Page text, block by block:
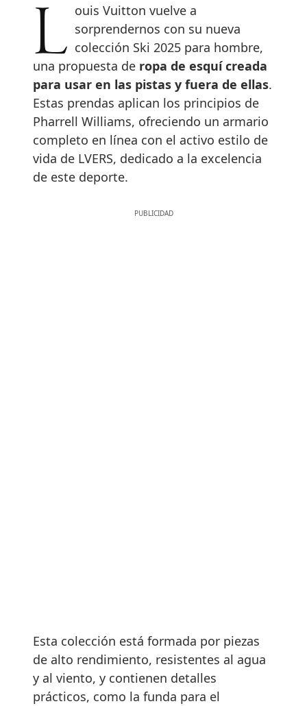
Louis Vuitton vuelve a sorprendernos con su nueva
colección Ski 2025 para hombre,
una propuesta de ropa de esquí creada
para usar en las pistas y fuera de ellas.
Estas prendas aplican los principios de
Pharrell Williams, ofreciendo un armario
completo en línea con el activo estilo de
vida de LVERS, dedicado a la excelencia
de este deporte.
Esta colección está formada por piezas
de alto rendimiento, resistentes al agua
y al viento, y contienen detalles
prácticos, como la funda para el